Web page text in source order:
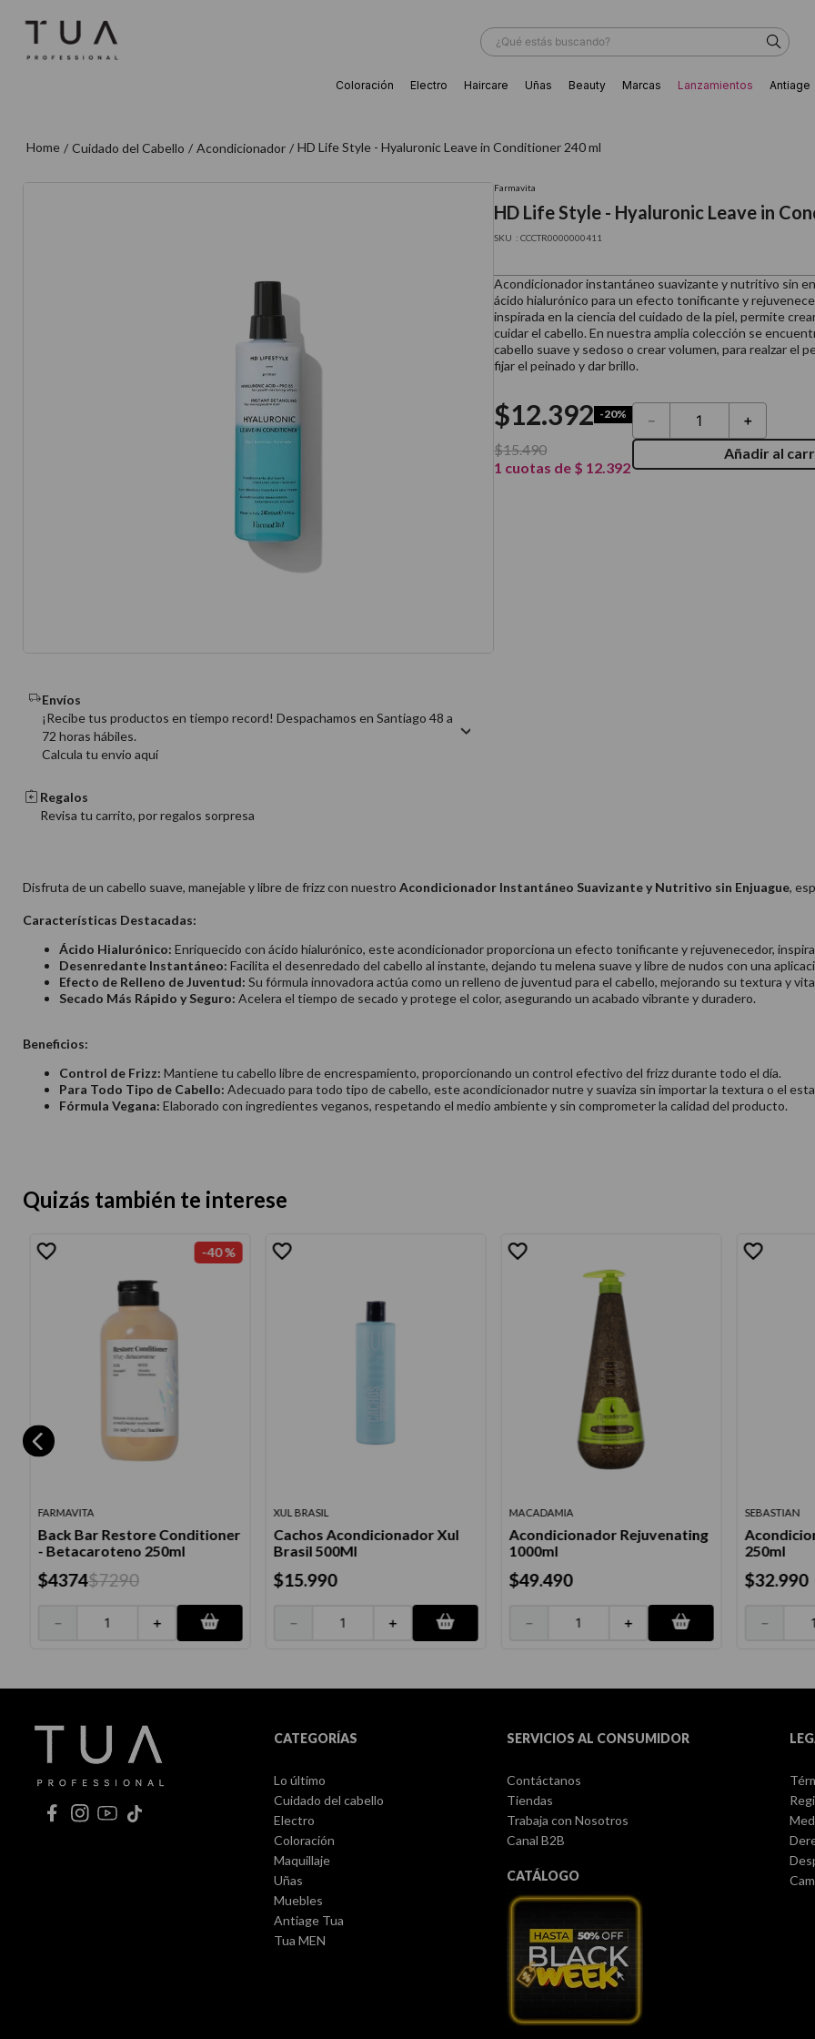
¿Qué estás buscando?
Coloración Electro Haircare Uñas Beauty Marcas Lanzamientos Antiage
Cuidado del Cabello Acondicionador HD Life Style - Hyaluronic Leave in Conditioner 240 ml
Envíos
¡Recibe tus productos en tiempo record! Despachamos en Santiago 48 a
72 horas hábiles.
Calcula tu envio aquí
Regalos
Revisa tu carrito, por regalos sorpresa
Farmavita
HD Life Style - Hyaluronic Leave in
: CCCTR0000000411
Acondicionador instantáneo suavizante y nutritivo sin
ácido hialurónico para un efecto tonificante y
inspirada en la ciencia del cuidado de la piel, permite
cuidar el cabello. En nuestra amplia colección se
cabello suave y sedoso o crear volumen, para realzar el
fijar el peinado y dar brillo.
$12.392 -20%
$15.490
1 cuotas de $ 12.392
＋
－
Añadir al
Disfruta de un cabello suave, manejable y libre de frizz con nuestro Acondicionador Instantáneo Suavizante y Nutritivo sin Enjuague,
Características Destacadas:
Ácido Hialurónico: Enriquecido con ácido hialurónico, este acondicionador proporciona un efecto tonificante y rejuvenecedor,
Desenredante Instantáneo: Facilita el desenredado del cabello al instante, dejando tu melena suave y libre de nudos con una
Efecto de Relleno de Juventud: Su fórmula innovadora actúa como un relleno de juventud para el cabello, mejorando su textura y
Secado Más Rápido y Seguro: Acelera el tiempo de secado y protege el color, asegurando un acabado vibrante y duradero.
Beneficios:
Control de Frizz: Mantiene tu cabello libre de encrespamiento, proporcionando un control efectivo del frizz durante todo el día.
Para Todo Tipo de Cabello: Adecuado para todo tipo de cabello, este acondicionador nutre y suaviza sin importar la textura o el
Fórmula Vegana: Elaborado con ingredientes veganos, respetando el medio ambiente y sin comprometer la calidad del producto.
Quizás también te interese
-40 %
FARMAVITA
Back Bar Restore Conditioner
- Betacaroteno 250ml
$4374$7290
＋
－
XUL BRASIL
Cachos Acondicionador Xul
Brasil 500Ml
$15.990
＋
－
MACADAMIA
Acondicionador Rejuvenating
1000ml
$49.490
＋
－
SEBASTIAN
250ml
$32.990
－
CATEGORÍAS
Lo último
Cuidado del cabello
Electro
Coloración
Maquillaje
Uñas
Muebles
Antiage Tua
Tua MEN
SERVICIOS AL CONSUMIDOR
Contáctanos
Tiendas
Trabaja con Nosotros
Canal B2B
CATÁLOGO
8